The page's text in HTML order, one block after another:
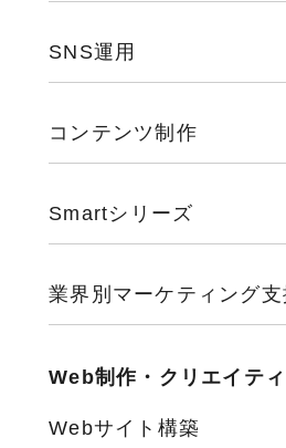
SNS運用
コンテンツ制作
Smartシリーズ
業界別マーケティング支
Web制作・クリエイテ
Webサイト構築